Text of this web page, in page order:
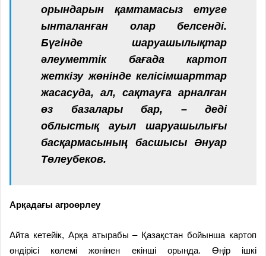
орындарын қамтамасыз етуге
ынталанған олар белсенді.
Бүгінде шаруашылықтар
әлеуметтік бағада картоп
жеткізу жөнінде келісімшарттар
жасасуда, ал, сақтауға арналған
өз базалары бар, – деді
облыстық ауыл шаруашылығы
басқармасының басшысы Әнуар
Төлеубеков.
Арқадағы агроөрлеу
Айта кетейік, Арқа атырабы – Қазақстан бойынша картоп
өндірісі көлемі жөнінен екінші орында. Өңір ішкі